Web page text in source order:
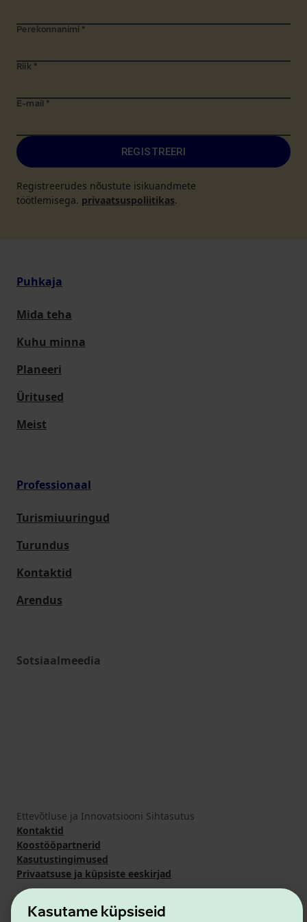
Kasutame küpsiseid
Perekonnanimi *
Riik *
E-mail *
REGISTREERI
Registreerudes nõustute isikuandmete
töötlemisega. privaatsuspoliitikas.
Puhkaja
Mida teha
Kuhu minna
Planeeri
Üritused
Meist
Professionaal
Turismiuuringud
Turundus
Kontaktid
Arendus
Sotsiaalmeedia
Ettevõtluse ja Innovatsiooni Sihtasutus
Kontaktid
Koostööpartnerid
Kasutustingimused
Privaatsuse ja küpsiste eeskirjad